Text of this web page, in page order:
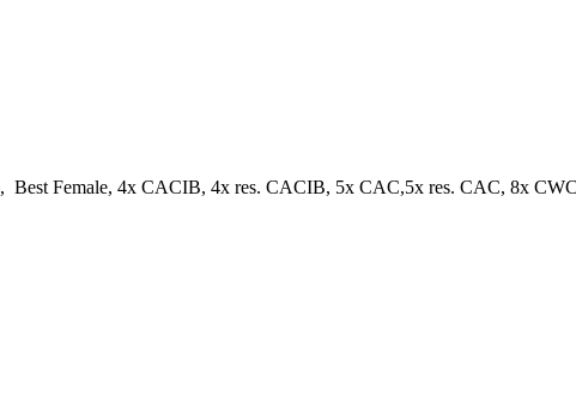
Female, 4x CACIB, 4x res. CACIB, 5x CAC,5x res. CAC, 8x